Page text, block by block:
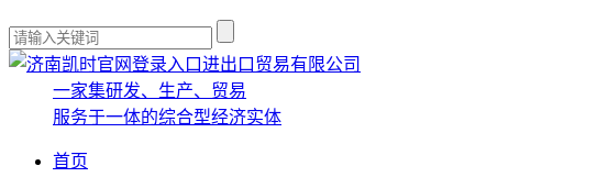
一家集研发、生产、贸易
服务于一体的综合型经济实体
首页